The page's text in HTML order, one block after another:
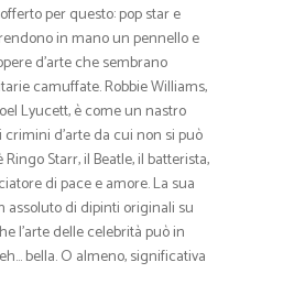
per questo: pop star e
in mano un pennello e
d’arte che sembrano
camuffate. Robbie Williams,
Lyucett, è come un nastro
d’arte da cui non si può
Ringo Starr, il Beatle, il batterista,
di pace e amore. La sua
assoluto di dipinti originali su
l’arte delle celebrità può in
bella. O almeno, significativa